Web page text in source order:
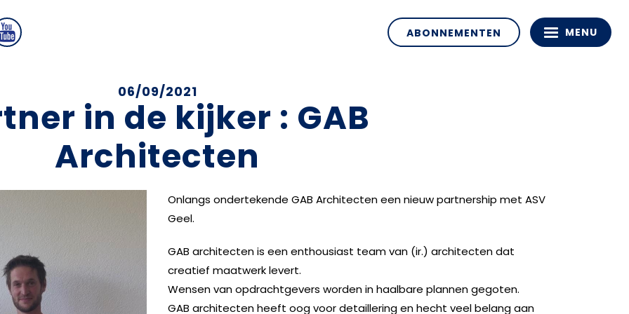
ABONNEMENTEN MENU
06/09/2021
in de kijker : GAB
Architecten
Onlangs ondertekende GAB Architecten een nieuw partnership met ASV
Geel.
GAB architecten is een enthousiast team van (ir.) architecten dat
creatief maatwerk levert.
Wensen van opdrachtgevers worden in haalbare plannen gegoten.
GAB architecten heeft oog voor detaillering en hecht veel belang aan